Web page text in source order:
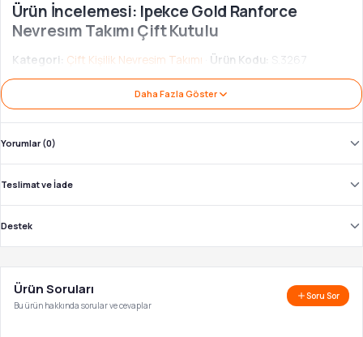
Ürün İncelemesi: Ipekce Gold Ranforce
Nevresım Takımı Çift Kutulu
Kategori: Çift Kişilik Nevresim Takımı Ürün Kodu: S.3267
Ipekce Gold Ranforce Nevresım Takımı Çift Kutulu Özellikleri
ürününü Bi-Sipariş güvencesiyle
🛡️Orijinal ürün garantisi, hızlı teslimat, 7 gün iade
Daha Fazla Göster
Yorumlar (0)
Teslimat ve İade
Destek
Ürün Soruları
Bu ürün hakkında sorular ve cevaplar
Soru Sor